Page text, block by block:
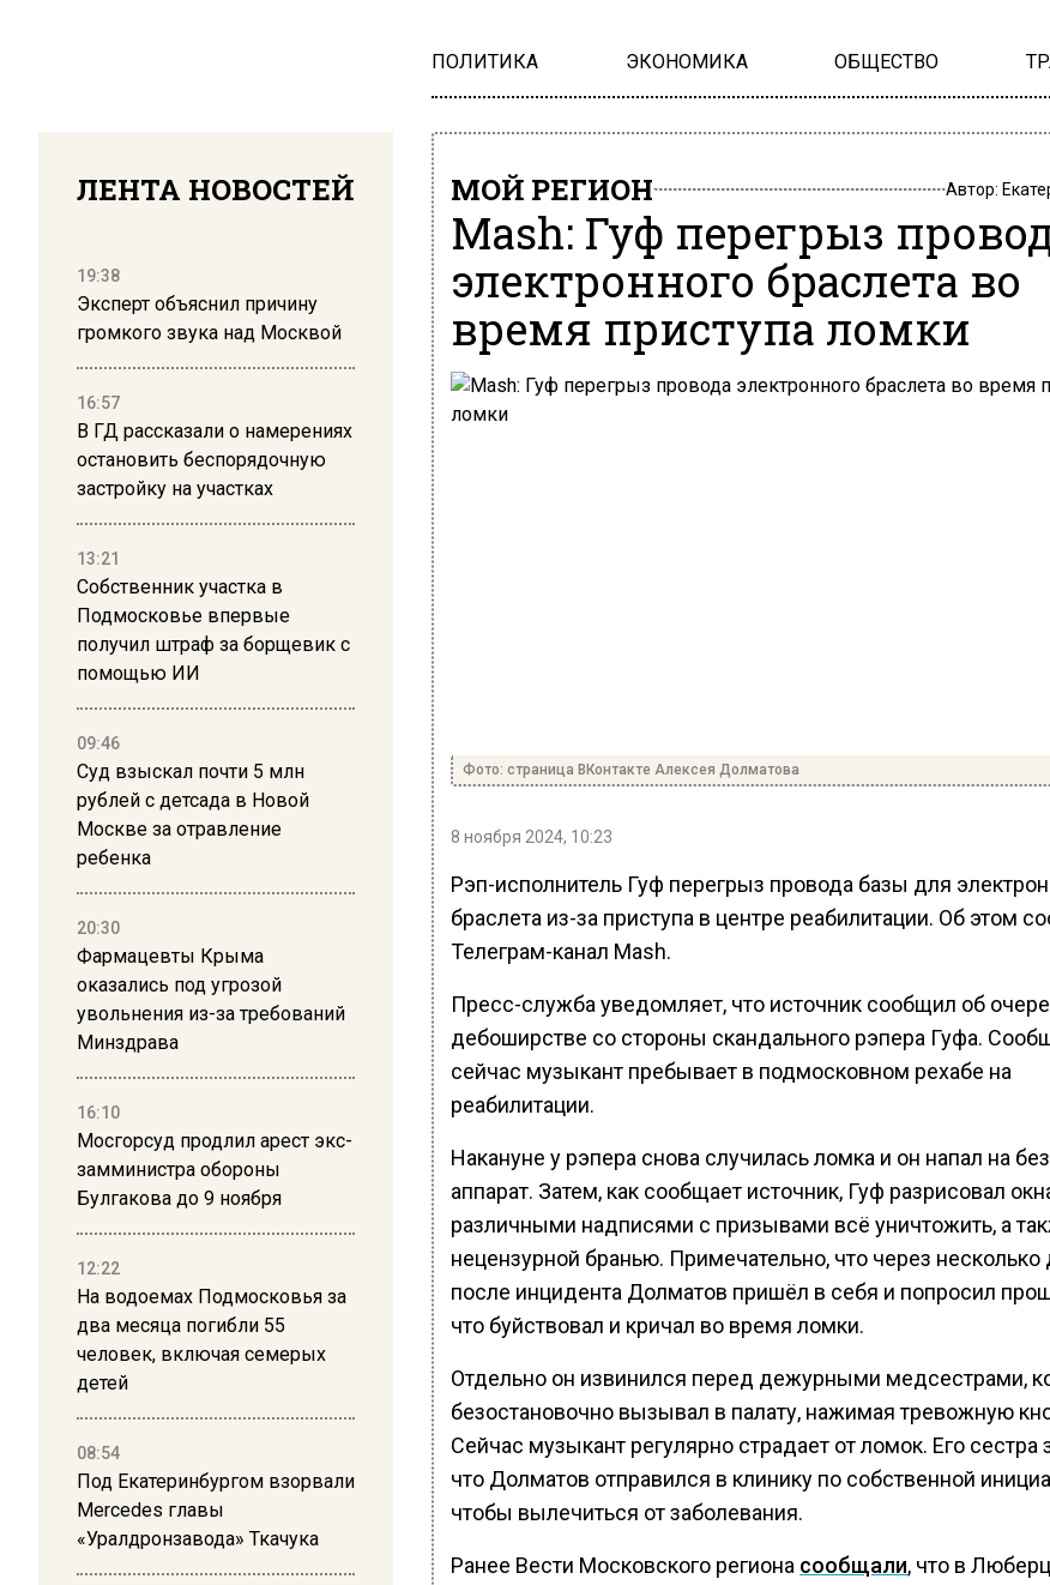
ПОЛИТИКА ЭКОНОМИКА ОБЩЕСТВО
ЛЕНТА НОВОСТЕЙ
19:38
Эксперт объяснил причину
громкого звука над Москвой
16:57
В ГД рассказали о намерениях
остановить беспорядочную
застройку на участках
13:21
Собственник участка в
Подмосковье впервые
получил штраф за борщевик с
помощью ИИ
09:46
Суд взыскал почти 5 млн
рублей с детсада в Новой
Москве за отравление
ребенка
20:30
Фармацевты Крыма
оказались под угрозой
увольнения из-за требований
Минздрава
16:10
Мосгорсуд продлил арест экс-
замминистра обороны
Булгакова до 9 ноября
12:22
На водоемах Подмосковья за
два месяца погибли 55
человек, включая семерых
детей
08:54
Под Екатеринбургом взорвали
Mercedes главы
«Уралдронзавода» Ткачука
МОЙ РЕГИОН Автор:
Mash: Гуф перегрыз
электронного браслета во
время приступа ломки
Фото: страница ВКонтакте Алексея Долматова
8 ноября 2024, 10:23
Рэп-исполнитель Гуф перегрыз провода базы для
браслета из-за приступа в центре реабилитации. Об этом
Телеграм-канал Mash.
Пресс-служба уведомляет, что источник сообщил об
дебоширстве со стороны скандального рэпера Гуфа.
сейчас музыкант пребывает в подмосковном рехабе на
реабилитации.
Накануне у рэпера снова случилась ломка и он напал на
аппарат. Затем, как сообщает источник, Гуф разрисовал
различными надписями с призывами всё уничтожить, а
нецензурной бранью. Примечательно, что через несколько
после инцидента Долматов пришёл в себя и попросил
что буйствовал и кричал во время ломки.
Отдельно он извинился перед дежурными медсестрами,
безостановочно вызывал в палату, нажимая тревожную
Сейчас музыкант регулярно страдает от ломок. Его сестра
что Долматов отправился в клинику по собственной
чтобы вылечиться от заболевания.
Ранее Вести Московского региона сообщали, что в